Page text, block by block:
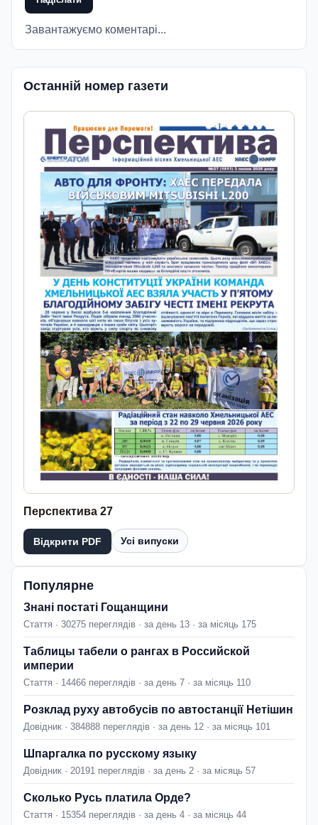
Завантажуємо коментарі...
Останній номер газети
Перспектива 27
Відкрити PDF Усі випуски
Популярне
Знані постаті Гощанщини
Стаття · 30275 переглядів · за день 13 · за місяць 175
Таблицы табели о рангах в Российской
империи
Стаття · 14466 переглядів · за день 7 · за місяць 110
Розклад руху автобусів по автостанції Нетішин
Довідник · 384888 переглядів · за день 12 · за місяць 101
Шпаргалка по русскому языку
Довідник · 20191 переглядів · за день 2 · за місяць 57
Сколько Русь платила Орде?
Стаття · 15354 переглядів · за день 4 · за місяць 44